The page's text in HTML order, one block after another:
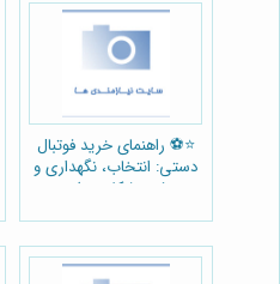
⭐️⚽️ راهنمای خرید فوتبال
دستی: انتخاب، نگهداری و
رفع مشکلات رایج